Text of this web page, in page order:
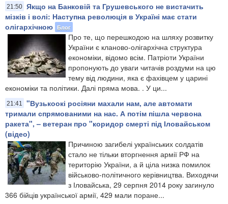
21:50 Якщо на Банковій та Грушевського не вистачить
мізків і волі: Наступна революція в Україні має стати
олігархічною Блог
Про те, що перешкодою на шляху розвитку
України є кланово-олігархічна структура
економіки, відомо всім. Патріоти України
пропонують до уваги читачів роздуми на цю
тему від людини, яка є фахівцем у царині
економіки та політики. Далі пряма мова. . У ци...
21:41
"Вузькоокі росіяни махали нам, але автомати
тримали спрямованими на нас. А потім пішла червона
ракета", – ветеран про "коридор смерті під Іловайськом
(відео)
Причиною загибелі українських солдатів
стало не тільки вторгнення армії РФ на
територію України, а й ціла низка помилок
військово-політичного керівництва. Виходячи
з Іловайська, 29 серпня 2014 року загинуло
366 бійців української армії, 429 мали поране...